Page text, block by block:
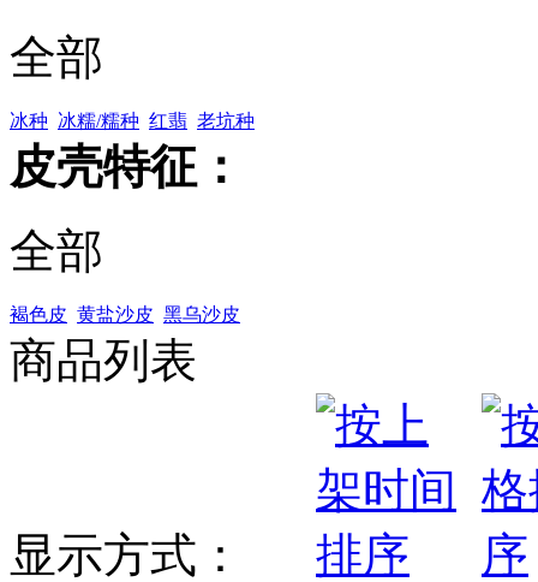
全部
冰种 冰糯/糯种 红翡 老坑种
皮壳特征：
全部
褐色皮 黄盐沙皮 黑乌沙皮
商品列表
显示方式：